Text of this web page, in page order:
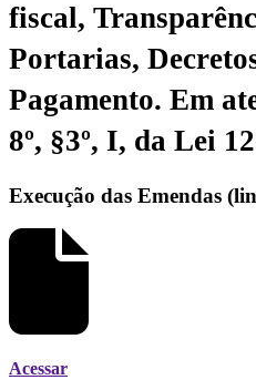
fiscal,
Portarias,
Pagamento. Em
8º, §3º, I, da Lei
Execução das Emendas
Acessar